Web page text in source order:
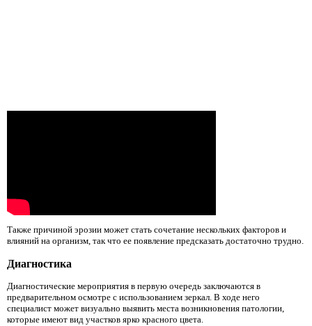
Также причиной эрозии может стать сочетание нескольких факторов и
влияний на организм, так что ее появление предсказать достаточно трудно.
Диагностика
Диагностические мероприятия в первую очередь заключаются в
предварительном осмотре с использованием зеркал. В ходе него
специалист может визуально выявить места возникновения патологии,
которые имеют вид участков ярко красного цвета.